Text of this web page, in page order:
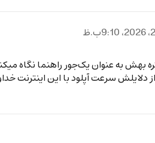
بیشتره بهش به عنوان یک‌جور راهنما